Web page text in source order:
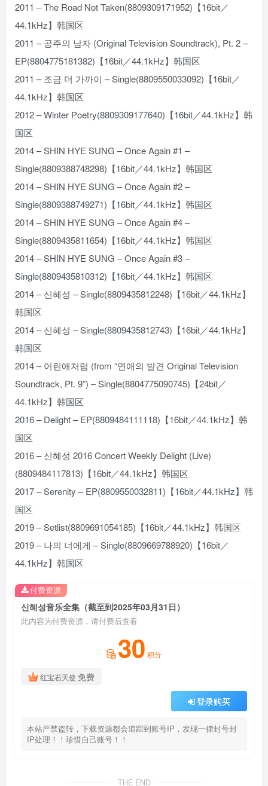
2011 – The Road Not Taken(8809309171952)【16bit／
44.1kHz】韩国区
2011 – 공주의 남자 (Original Television Soundtrack), Pt. 2 –
EP(8804775181382)【16bit／44.1kHz】韩国区
2011 – 조금 더 가까이 – Single(8809550033092)【16bit／
44.1kHz】韩国区
2012 – Winter Poetry(8809309177640)【16bit／44.1kHz】韩
国区
2014 – SHIN HYE SUNG – Once Again #1 –
Single(8809388748298)【16bit／44.1kHz】韩国区
2014 – SHIN HYE SUNG – Once Again #2 –
Single(8809388749271)【16bit／44.1kHz】韩国区
2014 – SHIN HYE SUNG – Once Again #4 –
Single(8809435811654)【16bit／44.1kHz】韩国区
2014 – SHIN HYE SUNG – Once Again #3 –
Single(8809435810312)【16bit／44.1kHz】韩国区
2014 – 신혜성 – Single(8809435812248)【16bit／44.1kHz】
韩国区
2014 – 신혜성 – Single(8809435812743)【16bit／44.1kHz】
韩国区
2014 – 어린애처럼 (from “연애의 발견 Original Television
Soundtrack, Pt. 9”) – Single(8804775090745)【24bit／
44.1kHz】韩国区
2016 – Delight – EP(8809484111118)【16bit／44.1kHz】韩
国区
2016 – 신혜성 2016 Concert Weekly Delight (Live)
(8809484117813)【16bit／44.1kHz】韩国区
2017 – Serenity – EP(8809550032811)【16bit／44.1kHz】韩
国区
2019 – Setlist(8809691054185)【16bit／44.1kHz】韩国区
2019 – 나의 너에게 – Single(8809669788920)【16bit／
44.1kHz】韩国区
신혜성音乐全集（截至到2025年03月31日）
此内容为付费资源，请付费后查看
30 积分
红宝石天使 免费
登录购买
本站严禁盗转，下载资源都会追踪到账号IP，发现一律封号封
IP处理！！珍惜自己账号！！
付费资源
THE END